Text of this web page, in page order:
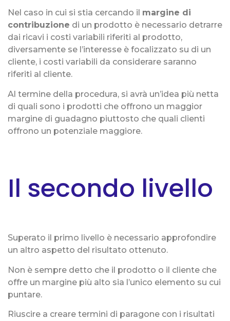
Nel caso in cui si stia cercando il margine di
contribuzione di un prodotto è necessario detrarre
dai ricavi i costi variabili riferiti al prodotto,
diversamente se l’interesse è focalizzato su di un
cliente, i costi variabili da considerare saranno
riferiti al cliente.
Al termine della procedura, si avrà un’idea più netta
di quali sono i prodotti che offrono un maggior
margine di guadagno piuttosto che quali clienti
offrono un potenziale maggiore.
Il secondo livello
Superato il primo livello è necessario approfondire
un altro aspetto del risultato ottenuto.
Non è sempre detto che il prodotto o il cliente che
offre un margine più alto sia l’unico elemento su cui
puntare.
Riuscire a creare termini di paragone con i risultati